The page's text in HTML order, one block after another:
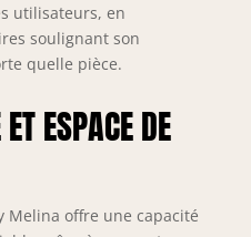
utilisateurs, en
soulignant son
quelle pièce.
ESPACE DE
Melina offre une capacité